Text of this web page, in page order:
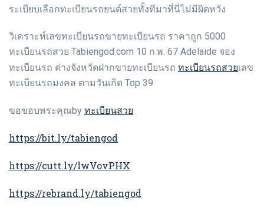
ระเบียบเลือกทะเบียนรถยนต์สวยทั้งทีมาที่นี่ไม่มีผิดหวัง
วิเคราะห์เลขทะเบียนรถขายทะเบียนรถ ราคาถูก 5000
ทะเบียนรถสวย Tabiengod.com 10 ก.พ. 67 Adelaide จอง
ทะเบียนรถ ต่างจังหวัดฝากขายทะเบียนรถ ทะเบียนรถสวยเลข
ทะเบียนรถมงคล ตามวันเกิด Top 39
ขอขอบพระคุณby ทะเบียนสวย
https://bit.ly/tabiengod
https://cutt.ly/lwVovPHX
https://rebrand.ly/tabiengod